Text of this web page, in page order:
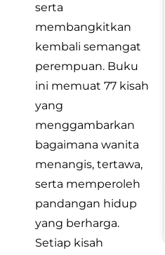
serta
membangkitkan
kembali semangat
perempuan. Buku
ini memuat 77 kisah
yang
menggambarkan
bagaimana wanita
menangis, tertawa,
serta memperoleh
pandangan hidup
yang berharga.
Setiap kisah